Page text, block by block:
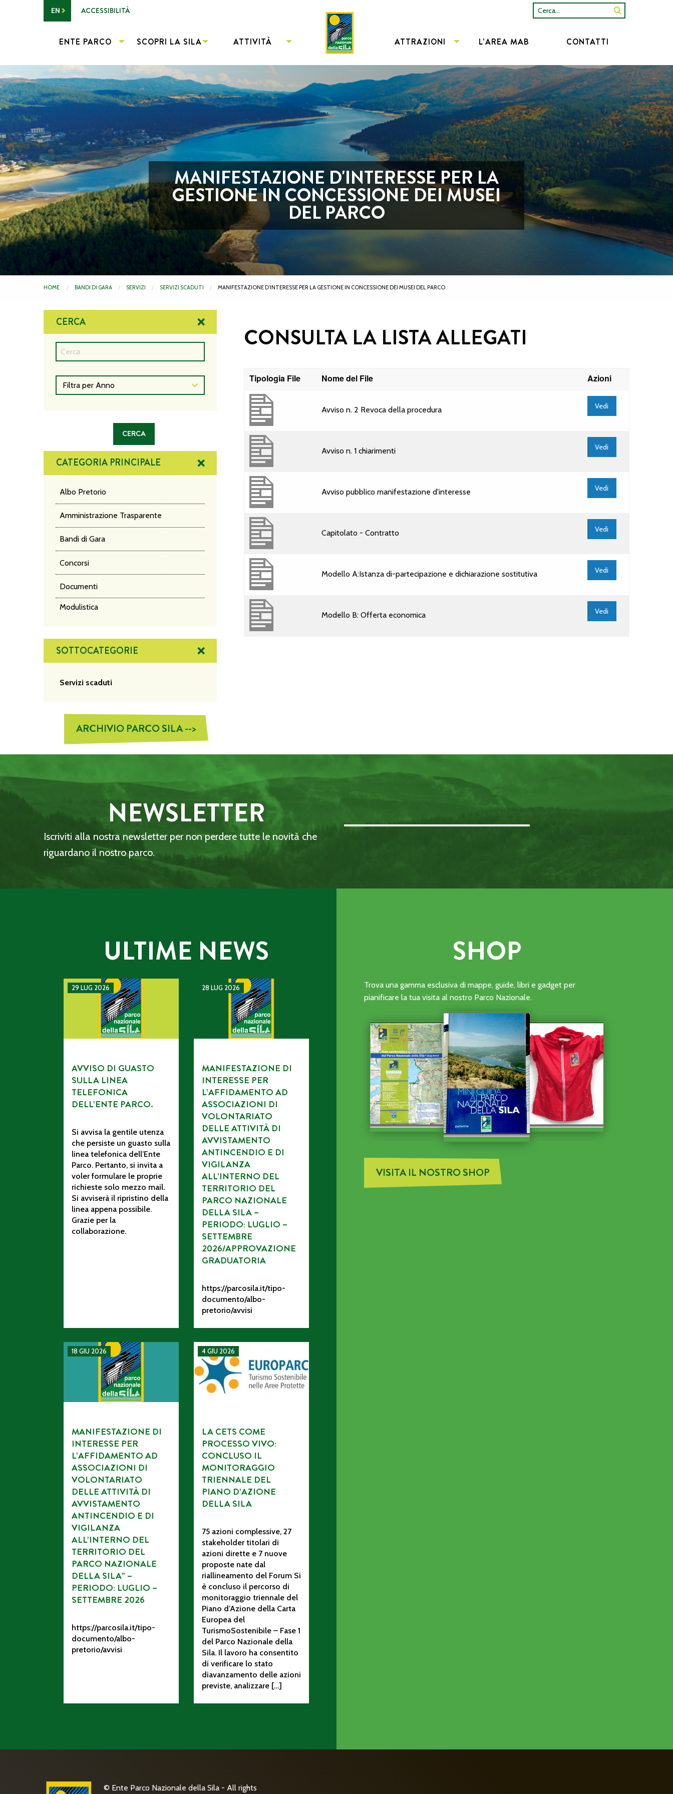
Vai al contenuto principale
EN ACCESSIBILITÀ Cerca...
ENTE PARCO SCOPRI LA SILA ATTIVITÀ ATTRAZIONI L’AREA MAB CONTATTI
MANIFESTAZIONE D'INTERESSE PER LA
GESTIONE IN CONCESSIONE DEI MUSEI
DEL PARCO
HOME BANDI DI GARA SERVIZI SERVIZI SCADUTI MANIFESTAZIONE D’INTERESSE PER LA GESTIONE IN CONCESSIONE DEI MUSEI DEL PARCO
CERCA
CATEGORIA PRINCIPALE
Albo Pretorio
Amministrazione Trasparente
Bandi di Gara
Concorsi
Documenti
Modulistica
SOTTOCATEGORIE
Servizi scaduti
ARCHIVIO PARCO SILA -->
CONSULTA LA LISTA ALLEGATI
Tipologia File Nome del File Azioni
Avviso n. 2 Revoca della procedura Vedi
Avviso n. 1 chiarimenti Vedi
Avviso pubblico manifestazione d'interesse Vedi
Capitolato - Contratto Vedi
Modello A:Istanza di-partecipazione e dichiarazione sostitutiva Vedi
Modello B: Offerta economica Vedi
NEWSLETTER
Iscriviti alla nostra newsletter per non perdere tutte le novità che
riguardano il nostro parco.
Email Address::: (required)
ULTIME NEWS
29 LUG 2026
AVVISO DI GUASTO SULLA LINEA TELEFONICA DELL’ENTE PARCO.
AVVISO DI GUASTO
SULLA LINEA
TELEFONICA
DELL’ENTE PARCO.
Si avvisa la gentile utenza
che persiste un guasto sulla
linea telefonica dell’Ente
Parco. Pertanto, si invita a
voler formulare le proprie
richieste solo mezzo mail.
Si avviserà il ripristino della
linea appena possibile.
Grazie per la
collaborazione.
28 LUG 2026
MANIFESTAZIONE DI INTERESSE PER L’AFFIDAMENTO AD ASSOCIAZIONI DI VOLONTARIATO DELLE ATTIVITÀ DI
MANIFESTAZIONE DI
INTERESSE PER
L’AFFIDAMENTO AD
ASSOCIAZIONI DI
VOLONTARIATO
DELLE ATTIVITÀ DI
AVVISTAMENTO
ANTINCENDIO E DI
VIGILANZA
ALL’INTERNO DEL
TERRITORIO DEL
PARCO NAZIONALE
DELLA SILA –
PERIODO: LUGLIO –
SETTEMBRE
2026/APPROVAZIONE
GRADUATORIA
https://parcosila.it/tipo-
documento/albo-
pretorio/avvisi
18 GIU 2026
MANIFESTAZIONE DI INTERESSE PER L’AFFIDAMENTO AD ASSOCIAZIONI DI VOLONTARIATO DELLE ATTIVITÀ DI AVVISTAMENTO ANTINCENDIO E DI VIGILANZA
MANIFESTAZIONE DI
INTERESSE PER
L’AFFIDAMENTO AD
ASSOCIAZIONI DI
VOLONTARIATO
DELLE ATTIVITÀ DI
AVVISTAMENTO
ANTINCENDIO E DI
VIGILANZA
ALL’INTERNO DEL
TERRITORIO DEL
PARCO NAZIONALE
DELLA SILA” –
PERIODO: LUGLIO –
SETTEMBRE 2026
https://parcosila.it/tipo-
documento/albo-
pretorio/avvisi
4 GIU 2026
La CETS come processo vivo: concluso il monitoraggio triennale del Piano d’Azione della SILA
LA CETS COME
PROCESSO VIVO:
CONCLUSO IL
MONITORAGGIO
TRIENNALE DEL
PIANO D’AZIONE
DELLA SILA
75 azioni complessive, 27
stakeholder titolari di
azioni dirette e 7 nuove
proposte nate dal
riallineamento del Forum Si
è concluso il percorso di
monitoraggio triennale del
Piano d’Azione della Carta
Europea del
TurismoSostenibile – Fase 1
del Parco Nazionale della
Sila. Il lavoro ha consentito
di verificare lo stato
diavanzamento delle azioni
previste, analizzare […]
SHOP
Trova una gamma esclusiva di mappe, guide, libri e gadget per
pianificare la tua visita al nostro Parco Nazionale.
VISITA IL NOSTRO SHOP
© Ente Parco Nazionale della Sila - All rights